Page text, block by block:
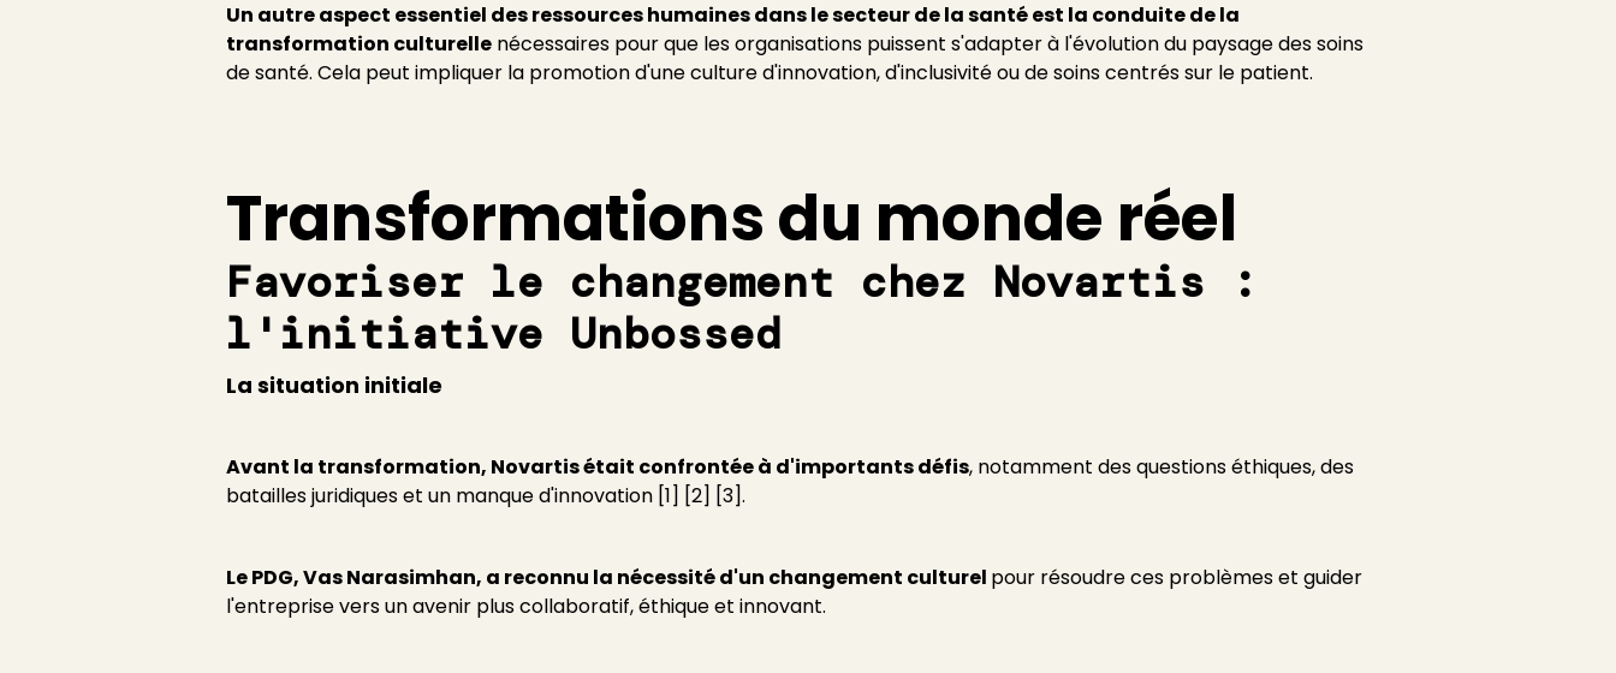
Un autre aspect essentiel des ressources humaines dans le secteur de la santé est la conduite de la
transformation culturelle nécessaires pour que les organisations puissent s'adapter à l'évolution du paysage des soins
de santé. Cela peut impliquer la promotion d'une culture d'innovation, d'inclusivité ou de soins centrés sur le patient.
Transformations du monde réel
Favoriser le changement chez Novartis :
l'initiative Unbossed
La situation initiale
Avant la transformation, Novartis était confrontée à d'importants défis, notamment des questions éthiques, des
batailles juridiques et un manque d'innovation [1] [2] [3].
Le PDG, Vas Narasimhan, a reconnu la nécessité d'un changement culturel pour résoudre ces problèmes et guider
l'entreprise vers un avenir plus collaboratif, éthique et innovant.